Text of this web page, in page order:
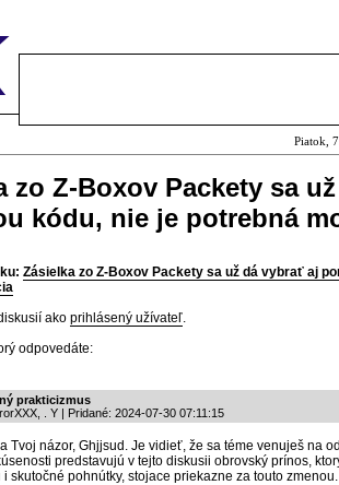
Piatok,
zo Z-Boxov Packety sa
kódu, nie je potrebná
Zásielka zo Z-Boxov Packety sa už dá vybrať aj
ako prihlásený užívateľ.
odpovedáte:
prakticizmus
. Y | Pridané: 2024-07-30 07:11:15
Tvoj názor, Ghjjsud. Je vidieť, že sa téme venuješ na
predstavujú v tejto diskusii obrovský prínos,
skutočné pohnútky, stojace priekazne za touto zmenou.